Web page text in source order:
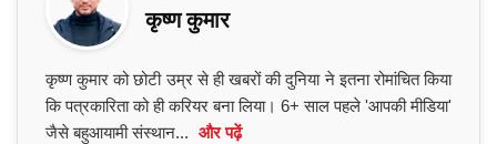
कृष्ण कुमार
कृष्ण कुमार को छोटी उम्र से ही खबरों की दुनिया ने इतना रोमांचित किया
कि पत्रकारिता को ही करियर बना लिया। 6+ साल पहले 'आपकी मीडिया'
जैसे बहुआयामी संस्थान... और पढ़ें